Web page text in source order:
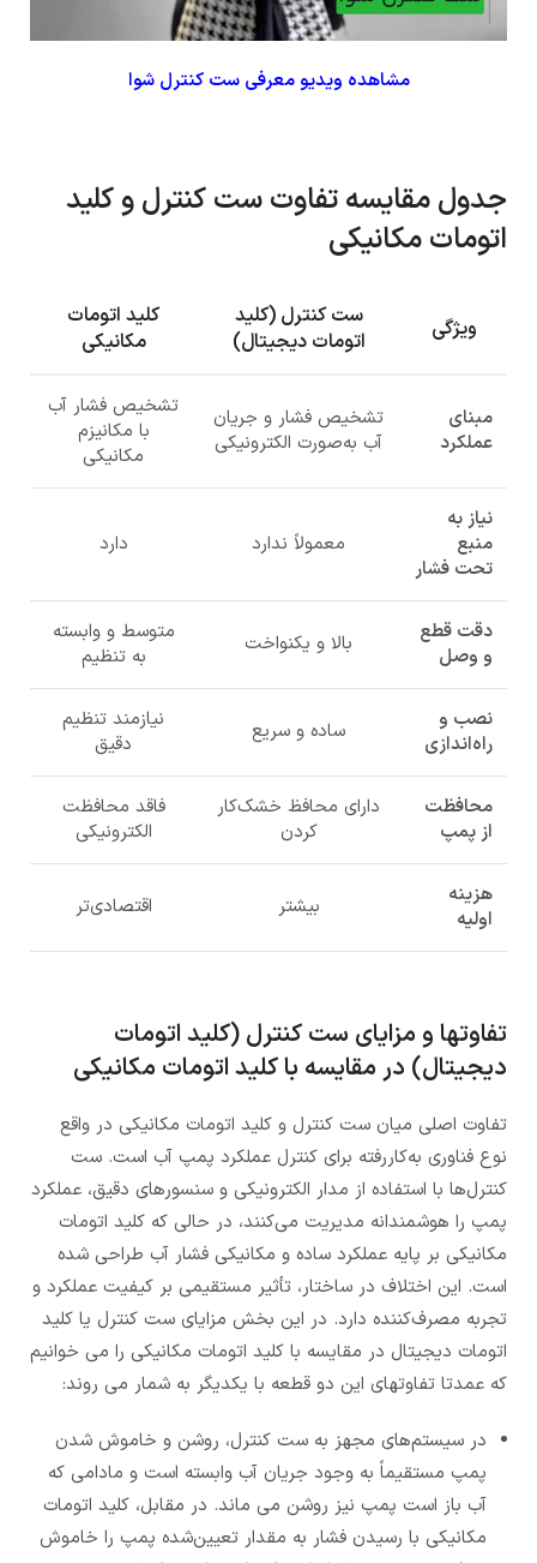
مشاهده ویدیو معرفی ست کنترل شوا
جدول مقایسه تفاوت ست کنترل و کلید
اتومات مکانیکی
ویژگی
ست کنترل (کلید
اتومات دیجیتال)
کلید اتومات
مکانیکی
مبنای
عملکرد
تشخیص فشار و جریان
آب به‌صورت الکترونیکی
تشخیص فشار آب
با مکانیزم
مکانیکی
نیاز به
منبع
تحت فشار
معمولاً ندارد دارد
دقت قطع
و وصل
بالا و یکنواخت
متوسط و وابسته
به تنظیم
نصب و
راه‌اندازی
ساده و سریع
نیازمند تنظیم
دقیق
محافظت
از پمپ
دارای محافظ خشک‌کار
کردن
فاقد محافظت
الکترونیکی
هزینه
اولیه
بیشتر اقتصادی‌تر
تفاوتها و مزایای ست کنترل (کلید اتومات
دیجیتال) در مقایسه با کلید اتومات مکانیکی
تفاوت اصلی میان ست کنترل و کلید اتومات مکانیکی در واقع
نوع فناوری به‌کاررفته برای کنترل عملکرد پمپ آب است. ست
کنترل‌ها با استفاده از مدار الکترونیکی و سنسورهای دقیق، عملکرد
پمپ را هوشمندانه مدیریت می‌کنند، در حالی که کلید اتومات
مکانیکی بر پایه عملکرد ساده و مکانیکی فشار آب طراحی شده
است. این اختلاف در ساختار، تأثیر مستقیمی بر کیفیت عملکرد و
تجربه مصرف‌کننده دارد. در این بخش مزایای ست کنترل یا کلید
اتومات دیجیتال در مقایسه با کلید اتومات مکانیکی را می خوانیم
که عمدتا تفاوتهای این دو قطعه با یکدیگر به شمار می روند:
در سیستم‌های مجهز به ست کنترل، روشن و خاموش شدن
پمپ مستقیماً به وجود جریان آب وابسته است و مادامی که
آب باز است پمپ نیز روشن می ماند. در مقابل، کلید اتومات
مکانیکی با رسیدن فشار به مقدار تعیین‌شده پمپ را خاموش